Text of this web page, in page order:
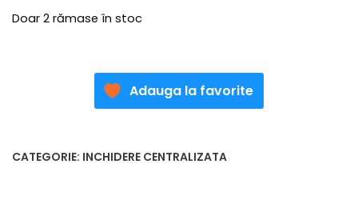
Doar 2 rămase în stoc
Adauga la favorite
CATEGORIE: INCHIDERE CENTRALIZATA